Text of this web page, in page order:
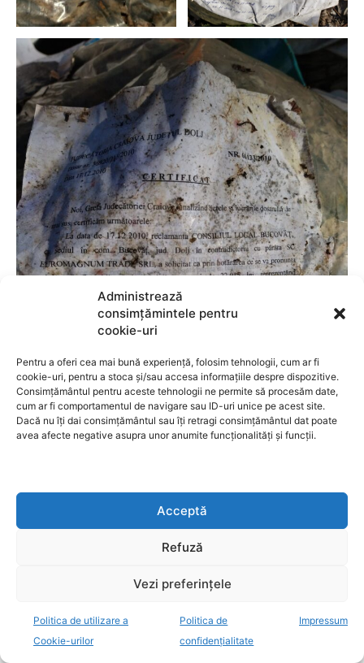
Administrează
consimțămintele pentru
cookie-uri
Pentru a oferi cea mai bună experiență, folosim tehnologii, cum ar fi
cookie-uri, pentru a stoca și/sau accesa informațiile despre dispozitive.
Consimțământul pentru aceste tehnologii ne permite să procesăm date,
cum ar fi comportamentul de navigare sau ID-uri unice pe acest site.
Dacă nu îți dai consimțământul sau îți retragi consimțământul dat poate
avea afecte negative asupra unor anumite funcționalități și funcții.
Acceptă
Refuză
Vezi preferințele
Politica de utilizare a
Cookie-urilor
Politica de
confidențialitate
Impressum